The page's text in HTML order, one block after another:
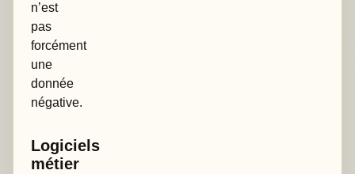
n’est
pas
forcément
une
donnée
négative.
Logiciels
métier